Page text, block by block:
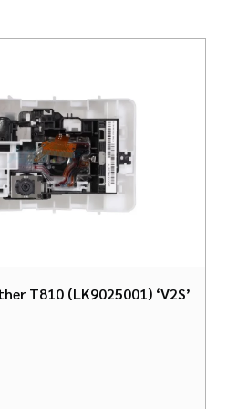
T810 (LK9025001) ‘V2S’